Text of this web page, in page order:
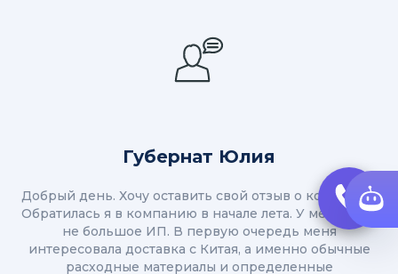
Губернат Юлия
Добрый день. Хочу оставить свой отзыв о компании.
Обратилась я в компанию в начале лета. У меня свое
не большое ИП. В первую очередь меня
интересовала доставка с Китая, а именно обычные
расходные материалы и определенные